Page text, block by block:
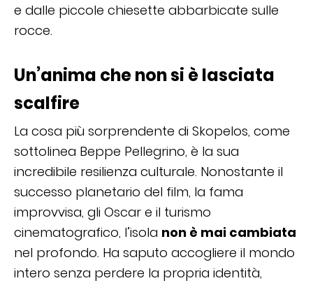
e dalle piccole chiesette abbarbicate sulle
rocce.
Un’anima che non si è lasciata
scalfire
La cosa più sorprendente di Skopelos, come
sottolinea Beppe Pellegrino, è la sua
incredibile resilienza culturale. Nonostante il
successo planetario del film, la fama
improvvisa, gli Oscar e il turismo
cinematografico, l’isola non è mai cambiata
nel profondo. Ha saputo accogliere il mondo
intero senza perdere la propria identità,